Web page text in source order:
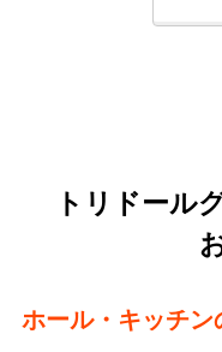
トリドール
ホール・キッチン